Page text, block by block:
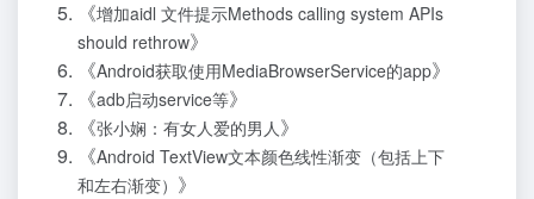
《增加aidl 文件提示Methods calling system APIs
should rethrow》
《Android获取使用MediaBrowserService的app》
《adb启动service等》
《张小娴：有女人爱的男人 》
《Android TextView文本颜色线性渐变（包括上下
和左右渐变） 》